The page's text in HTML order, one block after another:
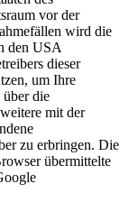
vor der
wird die
den USA
dieser
um Ihre
über die
mit der
zu erbringen. Die
übermittelte